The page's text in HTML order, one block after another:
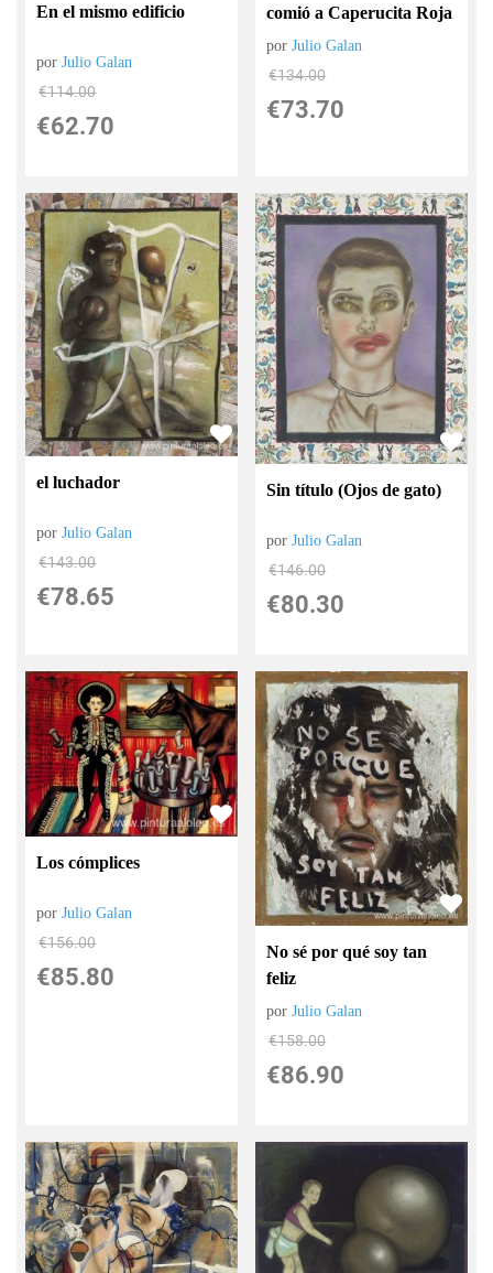
En el mismo edificio
porJulio Galan
€114.00
€62.70
comió a Caperucita Roja
porJulio Galan
€134.00
€73.70
el luchador
porJulio Galan
€143.00
€78.65
Sin título (Ojos de gato)
porJulio Galan
€146.00
€80.30
Los cómplices
porJulio Galan
€156.00
€85.80
No sé por qué soy tan
feliz
porJulio Galan
€158.00
€86.90